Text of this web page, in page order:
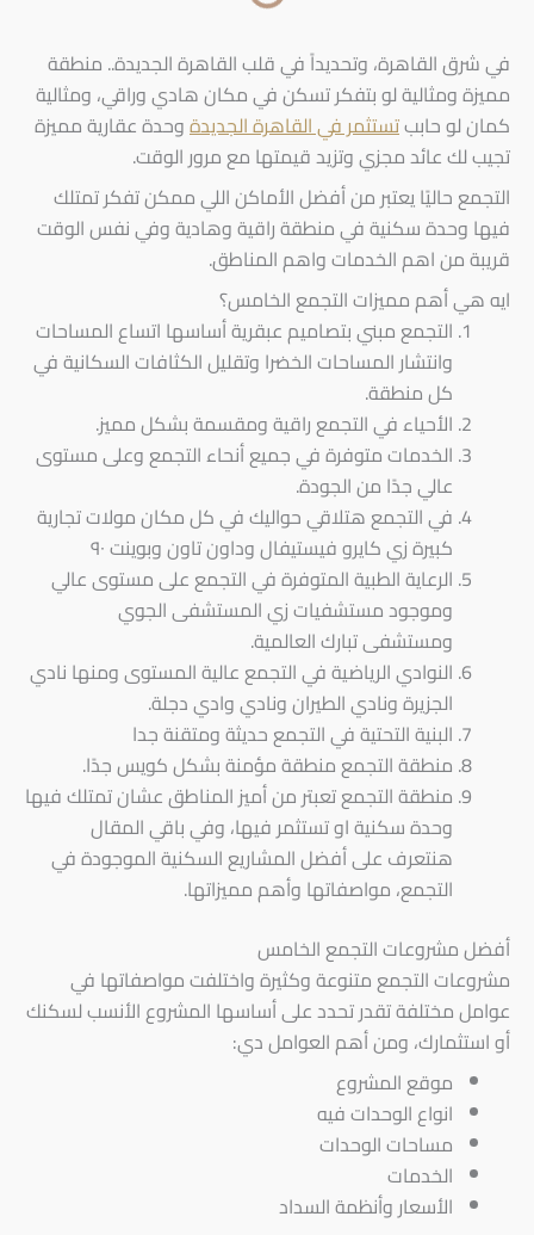
في شرق القاهرة، وتحديداً في قلب القاهرة الجديدة.. منطقة
مميزة ومثالية لو بتفكر تسكن في مكان هادي وراقي، ومثالية
كمان لو حاببتستثمر في القاهرة الجديدةوحدة عقارية مميزة
تجيب لك عائد مجزي وتزيد قيمتها مع مرور الوقت.
التجمع حاليًا يعتبر من أفضل الأماكن اللي ممكن تفكر تمتلك
فيها وحدة سكنية في منطقة راقية وهادية وفي نفس الوقت
قريبة من اهم الخدمات واهم المناطق.
ايه هي أهم مميزات التجمع الخامس؟
التجمع مبني بتصاميم عبقرية أساسها اتساع المساحات
وانتشار المساحات الخضرا وتقليل الكثافات السكانية في
كل منطقة.
الأحياء في التجمع راقية ومقسمة بشكل مميز.
الخدمات متوفرة في جميع أنحاء التجمع وعلى مستوى
عالي جدًا من الجودة.
في التجمع هتلاقي حواليك في كل مكان مولات تجارية
كبيرة زي كايرو فيستيفال وداون تاون وبوينت ٩٠
الرعاية الطبية المتوفرة في التجمع على مستوى عالي
وموجود مستشفيات زي المستشفى الجوي
ومستشفى تبارك العالمية.
النوادي الرياضية في التجمع عالية المستوى ومنها نادي
الجزيرة ونادي الطيران ونادي وادي دجلة.
البنية التحتية في التجمع حديثة ومتقنة جدا
منطقة التجمع منطقة مؤمنة بشكل كويس جدًا.
منطقة التجمع تعبتر من أميز المناطق عشان تمتلك فيها
وحدة سكنية او تستثمر فيها، وفي باقي المقال
هنتعرف على أفضل المشاريع السكنية الموجودة في
التجمع، مواصفاتها وأهم مميزاتها.
أفضل مشروعات التجمع الخامس
مشروعات التجمع متنوعة وكثيرة واختلفت مواصفاتها في
عوامل مختلفة تقدر تحدد على أساسها المشروع الأنسب لسكنك
أو استثمارك، ومن أهم العوامل دي:
موقع المشروع
انواع الوحدات فيه
مساحات الوحدات
الخدمات
الأسعار وأنظمة السداد